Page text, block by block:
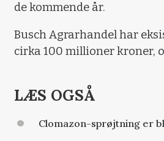
de kommende år.
Busch Agrarhandel har
cirka 100 millioner kroner,
LÆS OGSÅ
Clomazon-sprøjtning er